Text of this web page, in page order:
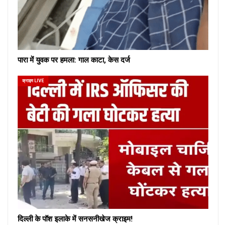
पारा में युवक पर हमला: गाल काटा, केस दर्ज
क्राइम LIVE
दिल्ली के पॉश इलाके में सनसनीखेज क्राइम!